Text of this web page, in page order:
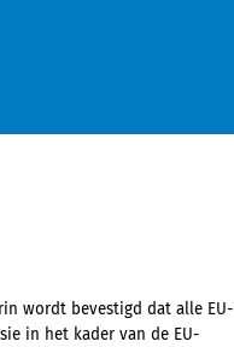
wordt bevestigd dat alle EU-
in het kader van de EU-